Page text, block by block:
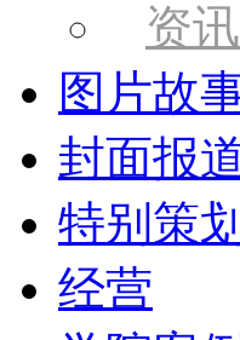
资讯
图片故
封面报
特别策划
经营